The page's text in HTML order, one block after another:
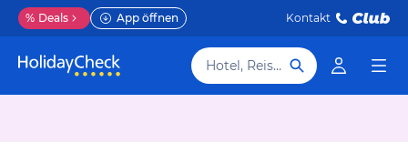
% Deals App öffnen Kontakt
Hotel, Reiseziel